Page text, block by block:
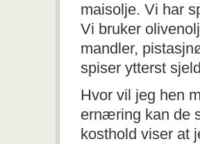
maisolje. Vi har
Vi bruker
mandler,
spiser ytterst
Hvor vil jeg hen
ernæring kan de
kosthold viser at